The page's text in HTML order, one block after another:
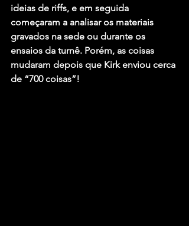
ideias de riffs, e em seguida
começaram a analisar os materiais
gravados na sede ou durante os
ensaios da turnê. Porém, as coisas
mudaram depois que Kirk enviou cerca
de “700 coisas”!